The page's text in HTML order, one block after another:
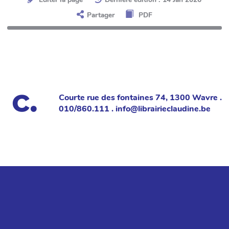
Partager
PDF
Courte rue des fontaines 74, 1300 Wavre .
010/860.111 . info@librairieclaudine.be